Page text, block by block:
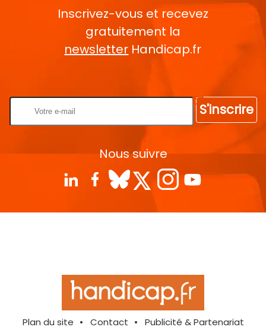
Inscrivez-vous et recevez
gratuitement la
newsletter Handicap.fr
S'inscrire
Nous suivre
Plan du site Contact
Publicité & Partenariat